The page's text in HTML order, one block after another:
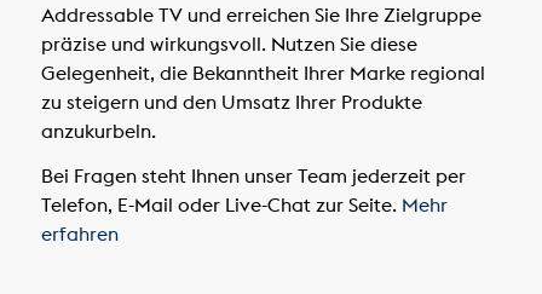
Addressable TV und erreichen Sie Ihre Zielgruppe
präzise und wirkungsvoll. Nutzen Sie diese
Gelegenheit, die Bekanntheit Ihrer Marke regional
zu steigern und den Umsatz Ihrer Produkte
anzukurbeln.
Bei Fragen steht Ihnen unser Team jederzeit per
Telefon, E-Mail oder Live-Chat zur Seite. Mehr
erfahren